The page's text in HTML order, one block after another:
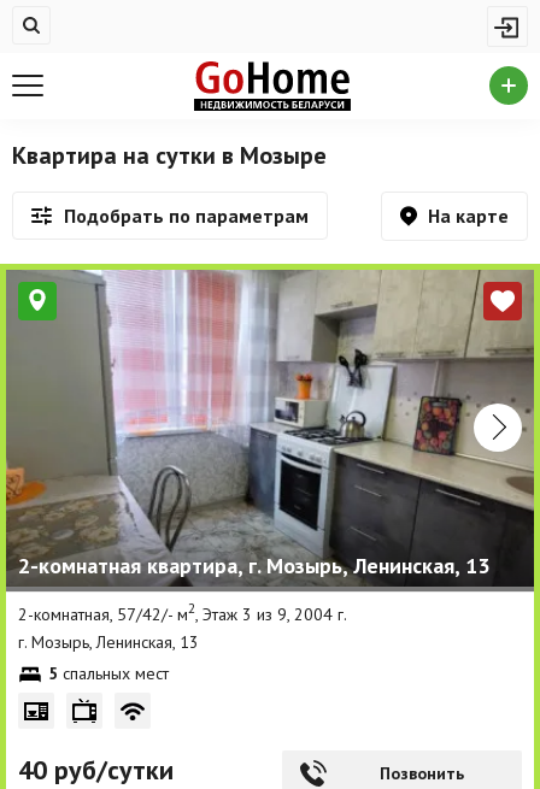
Недвижимость в Мозыре
На сутки
Новостройки
Дома/коттеджи/участки
Комерческая недвижимость
Недвижимость в Мозыре
Продажа коммерческой недвижимости
Аренда коммерческой недвижимости
Другие разделы
Новости
Агентства
Ремонт квартир
Грузовое такси
Квартира на сутки в Мозыре
Подобрать по параметрам На карте
2-комнатная квартира, г. Мозырь, Ленинская, 13
2-комнатная, 57/42/- м2 , Этаж 3 из 9, 2004 г.
г. Мозырь, Ленинская, 13
5 спальных мест
40 руб/сутки Позвонить